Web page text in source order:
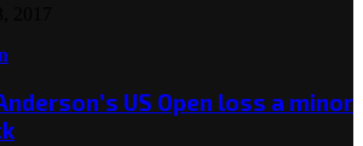
US Open loss a minor